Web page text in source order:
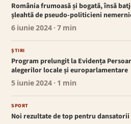
România frumoasă și bogată, însă
șleahtă de pseudo-politicieni
6 iunie 2024 · 7 min
ȘTIRI
Program prelungit la Evidența
alegerilor locale și europarlamentare
5 iunie 2024 · 1 min
SPORT
Noi rezultate de top pentru dansatorii